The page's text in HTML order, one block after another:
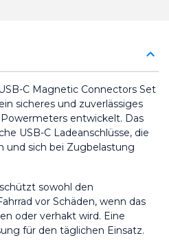
C Magnetic Connectors Set
sicheres und zuverlässiges
entwickelt. Das
USB-C Ladeanschlüsse, die
und sich bei Zugbelastung
sowohl den
vor Schäden, wenn das
oder verhakt wird. Eine
für den täglichen Einsatz.